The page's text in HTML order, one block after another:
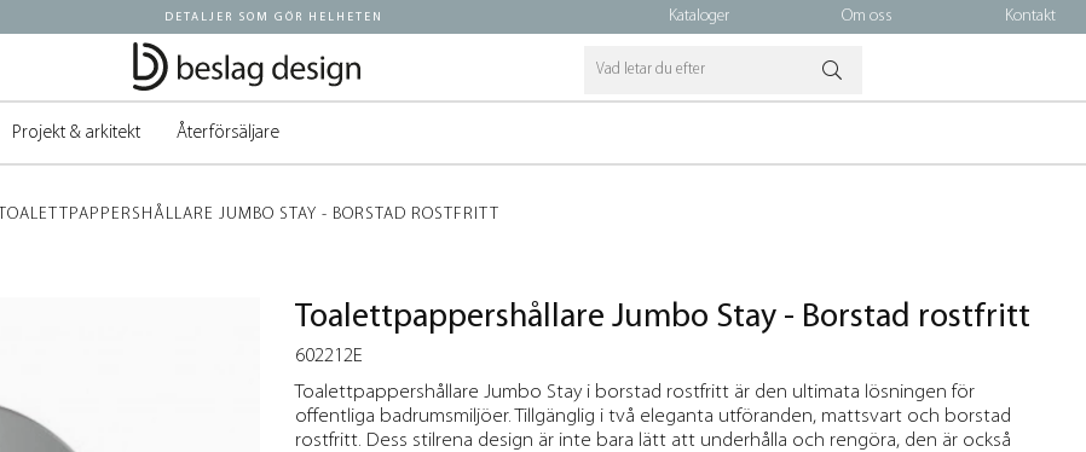
DETALJER SOM GÖR HELHETEN Kataloger Om oss Kontakt
Projekt & arkitekt Återförsäljare
TOALETTPAPPERSHÅLLARE JUMBO STAY - BORSTAD ROSTFRITT
Toalettpappershållare Jumbo Stay - Borstad rostfritt
602212E
Toalettpappershållare Jumbo Stay i borstad rostfritt är den ultimata lösningen för
offentliga badrumsmiljöer. Tillgänglig i två eleganta utföranden, mattsvart och borstad
rostfritt. Dess stilrena design är inte bara lätt att underhålla och rengöra, den är också